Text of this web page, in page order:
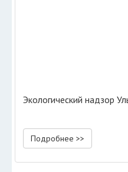
Экологический надзор
Подробнее >>